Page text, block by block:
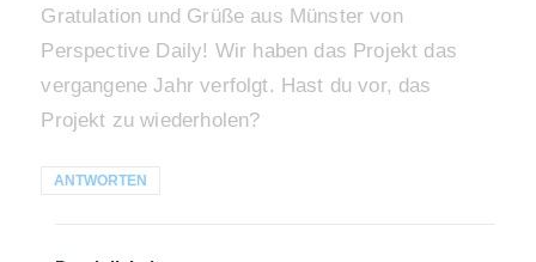
Gratulation und Grüße aus Münster von
Perspective Daily! Wir haben das Projekt das
vergangene Jahr verfolgt. Hast du vor, das
Projekt zu wiederholen?
ANTWORTEN